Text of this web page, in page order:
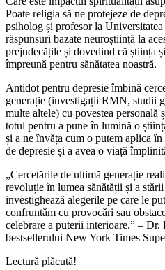
Poate religia să ne protejeze de
psiholog și profesor la
răspunsuri bazate neuroștiință la
prejudecățile și dovedind că știința
împreună pentru sănătatea noastră.
Antidot pentru depresie îmbină
generație (investigații RMN, studii
multe altele) cu povestea personală
totul pentru a pune în lumină o
și a ne învăța cum o putem aplica
de depresie și a avea o viață
„Cercetările de ultimă generație
revoluție în lumea sănătății și a
investighează alegerile pe care le
confruntăm cu provocări sau
celebrare a puterii interioare.” – Dr.
bestsellerului New York Times
Lectură plăcută!